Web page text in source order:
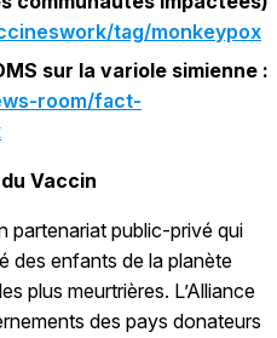
tag/monkeypox
sur la variole simienne :
room/fact-
Vaccin
partenariat public-privé qui
des enfants de la planète
plus meurtrières. L’Alliance
des pays donateurs